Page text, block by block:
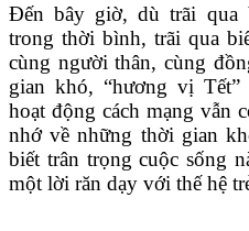
Đến bây giờ, dù trãi qua
trong thời bình, trãi qua
cùng người thân, cùng
gian khó, “hương vị
hoạt động cách mạng vẫn
nhớ về những thời gian
biết trân trọng cuộc sống
một lời răn dạy với thế hệ